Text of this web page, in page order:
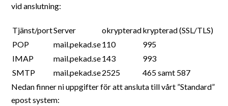
vid anslutning:
Tjänst/portServer okrypteradkrypterad (SSL/TLS)
POP
mail.pekad.se110
995
IMAP
mail.pekad.se143
993
SMTP
mail.pekad.se2525
465 samt 587
Nedan finner ni uppgifter för att ansluta till vårt ”Standard”
epost system: